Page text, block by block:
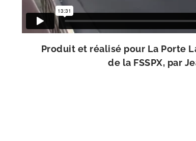
Produit et réa­li­sé pour La Porte
de la FSSPX, par